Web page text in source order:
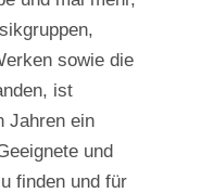
sowie die
ist
Jahren ein
und
finden und für